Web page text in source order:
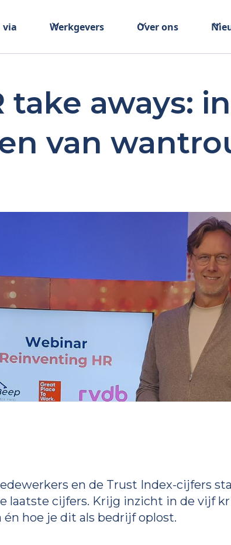
via Werkgevers Over ons
take aways:
van
en de Trust Index-cijfers
laatste cijfers. Krijg inzicht in de vijf
hoe je dit als bedrijf oplost.